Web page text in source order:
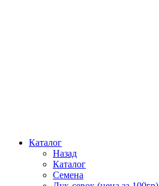
Каталог
Назад
Каталог
Семена